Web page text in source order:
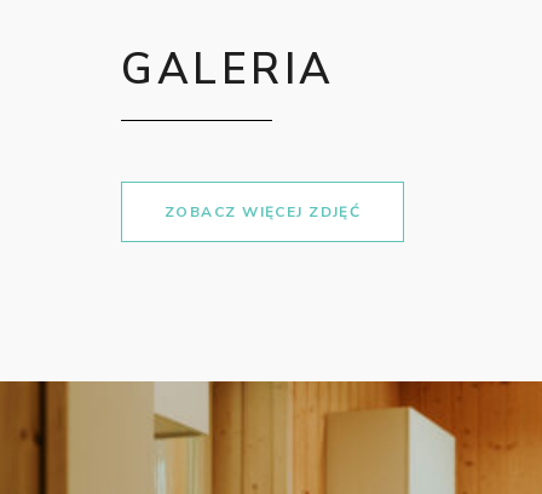
GALERIA
ZOBACZ WIĘCEJ ZDJĘĆ